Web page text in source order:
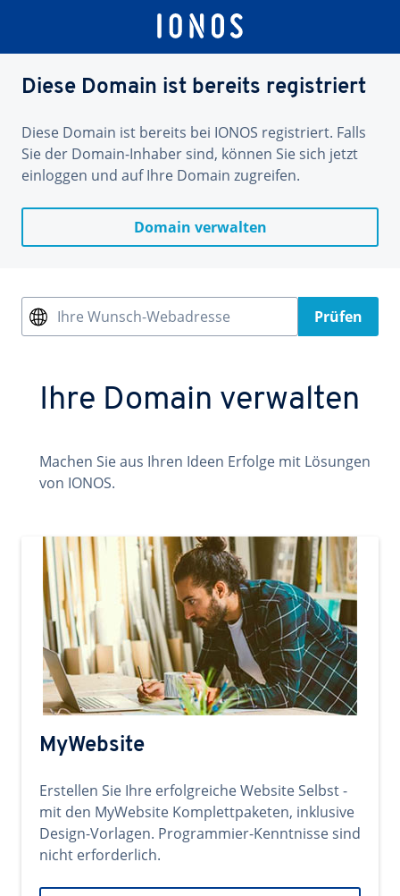
Diese Domain ist bereits registriert
Diese Domain ist bereits bei IONOS registriert. Falls
Sie der Domain-Inhaber sind, können Sie sich jetzt
einloggen und auf Ihre Domain zugreifen.
Domain verwalten
Ihre Wunsch-Webadresse Prüfen
Ihre Domain verwalten
Machen Sie aus Ihren Ideen Erfolge mit Lösungen
von IONOS.
MyWebsite
Erstellen Sie Ihre erfolgreiche Website Selbst -
mit den MyWebsite Komplettpaketen, inklusive
Design-Vorlagen. Programmier-Kenntnisse sind
nicht erforderlich.